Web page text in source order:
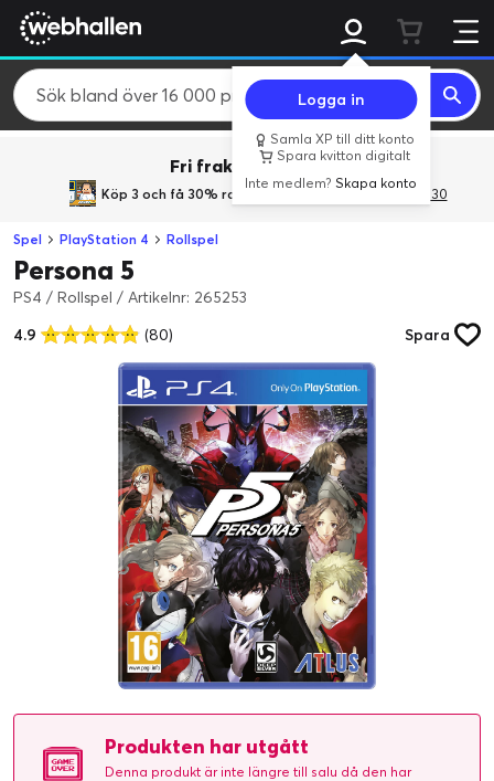
Logga in
Samla XP till ditt konto
Spara kvitton digitalt
Inte medlem?Skapa konto
Fri frakt över 800 kr.
Köp 3 och få 30% rabatt med rabattkoden 3Gives30
Spel PlayStation 4 Rollspel
Persona 5
PS4 / Rollspel / Artikelnr: 265253
4.9
(80) Spara
Produkten har utgått
Denna produkt är inte längre till salu då den har